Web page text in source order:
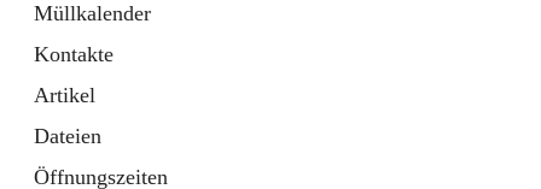
Müllkalender
Kontakte
Artikel
Dateien
Öffnungszeiten
Tab
Formulare
Artikel
öffnet
in
neuem
Tab